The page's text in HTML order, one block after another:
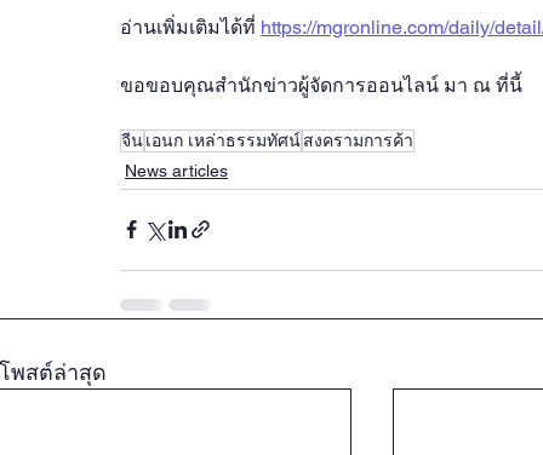
อ่านเพิ่มเติมได้ที่ https://mgronline.com/daily/
ขอขอบคุณสำนักข่าวผู้จัดการออนไลน์ มา ณ ที่นี้
จีนเอนก เหล่าธรรมทัศน์สงครามการค้า
News articles
โพสต์ล่าสุด